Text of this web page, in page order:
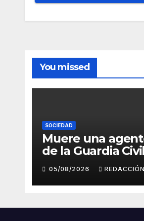
You missed
SOCIEDAD
Muere una
de la Guardia Civil
tras ser tiroteada
por su expareja
05/08/2026 REDACCIÓN